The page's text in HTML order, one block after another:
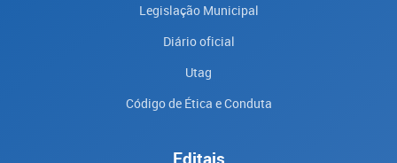
Legislação Municipal
Diário oficial
Utag
Código de Ética e Conduta